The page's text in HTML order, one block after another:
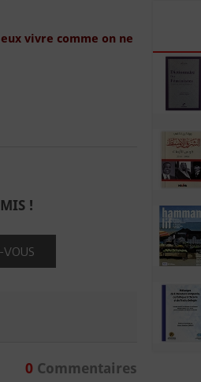
vivre comme on ne
!
VOUS
0Commentaires